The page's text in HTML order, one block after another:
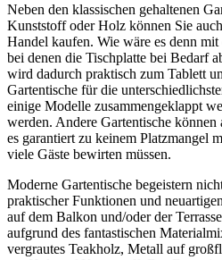
Neben den klassischen gehaltenen
Kunststoff oder Holz können Sie
Handel kaufen. Wie wäre es denn
bei denen die Tischplatte bei Bedarf
wird dadurch praktisch zum Tablett
Gartentische für die
einige Modelle zusammengeklappt
werden. Andere Gartentische
es garantiert zu keinem Platzmangel
viele Gäste bewirten müssen.
Moderne Gartentische begeistern
praktischer Funktionen und
auf dem Balkon und/oder der
aufgrund des fantastischen
vergrautes Teakholz, Metall auf